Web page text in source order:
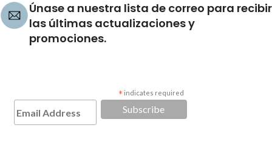
Únase a nuestra lista de correo para recibir
las últimas actualizaciones y
promociones.
* indicates required